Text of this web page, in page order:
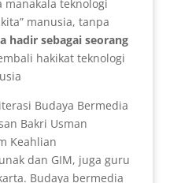
teknologi
manusia, tanpa
hadir sebagai seorang
hakikat teknologi
Budaya Bermedia
Bakri Usman
Keahlian
dan GIM, juga guru
Budaya bermedia